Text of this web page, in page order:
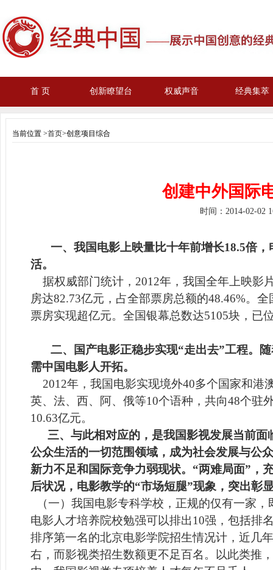
首 页 创新瞭望台 权威声音 经典集萃
当前位置 >首页>创意项目综合
创建中外国际
时间： 2014-02-02
一、我国电影上映量比十年前增长18.5倍
活。
据权威部门统计，2012年，我国全年上映影
房达82.73亿元，占全部票房总额的48.46%。全
票房实现超亿元。全国银幕总数达5105块，已
二、国产电影正稳步实现“走出去”工程。
需中国电影人开拓。
2012年，我国电影实现境外40多个国家和港
英、法、西、阿、俄等10个语种，共向48个驻
10.63亿元。
三、与此相对应的，是我国影视发展当前
公众生活的一切范围领域，成为社会发展与公
新力不足和 国际竞争力弱现状。“两难局面”，
后状况，电影教学的“市场短腿”现象，突出彰
（一）我国电影专科学校，正规的仅有一家
电影人才培养院校勉强可以排出10强，包括排
排序第一名的北京电影学院招生情况计，近几
右，而影视类招生数额更不足百名。以此类推